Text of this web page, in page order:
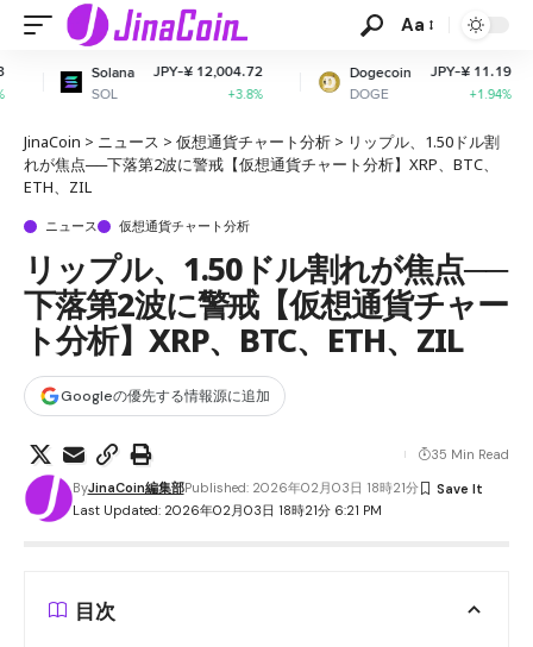
Aa
JPY-¥ 12,004.72
+3.8%
Dogecoin
DOGE
JPY-¥ 11.19
+1.94%
ADA
JinaCoin > ニュース > 仮想通貨チャート分析 > リップル、1.50ドル割
れが焦点──下落第2波に警戒【仮想通貨チャート分析】XRP、BTC、
ETH、ZIL
ニュース 仮想通貨チャート分析
リップル、1.50ドル割れが焦点──
下落第2波に警戒【仮想通貨チャー
ト分析】XRP、BTC、ETH、ZIL
Googleの優先する情報源に追加
Last Updated: 2026年02月03日 18時21分 6:21 PM
ByJinaCoin編集部Published: 2026年02月03日 18時21分
35 Min Read
目次